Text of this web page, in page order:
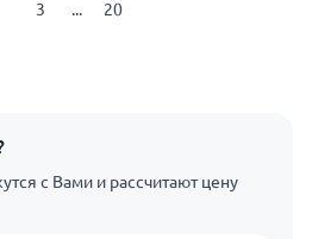
3 ... 20
с Вами и рассчитают цену